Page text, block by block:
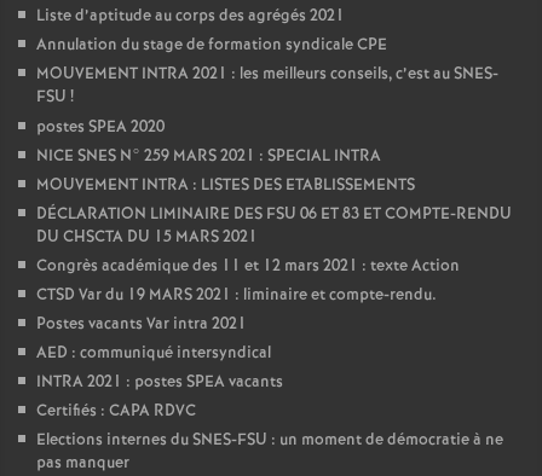
Liste d’aptitude au corps des agrégés 2021
Annulation du stage de formation syndicale CPE
MOUVEMENT INTRA 2021 : les meilleurs conseils, c’est au SNES-
FSU !
postes SPEA 2020
NICE SNES N° 259 MARS 2021 : SPECIAL INTRA
MOUVEMENT INTRA : LISTES DES ETABLISSEMENTS
DÉCLARATION LIMINAIRE DES FSU 06 ET 83 ET COMPTE-RENDU
DU CHSCTA DU 15 MARS 2021
Congrès académique des 11 et 12 mars 2021 : texte Action
CTSD Var du 19 MARS 2021 : liminaire et compte-rendu.
Postes vacants Var intra 2021
AED : communiqué intersyndical
INTRA 2021 : postes SPEA vacants
Certifiés : CAPA RDVC
Elections internes du SNES-FSU : un moment de démocratie à ne
pas manquer